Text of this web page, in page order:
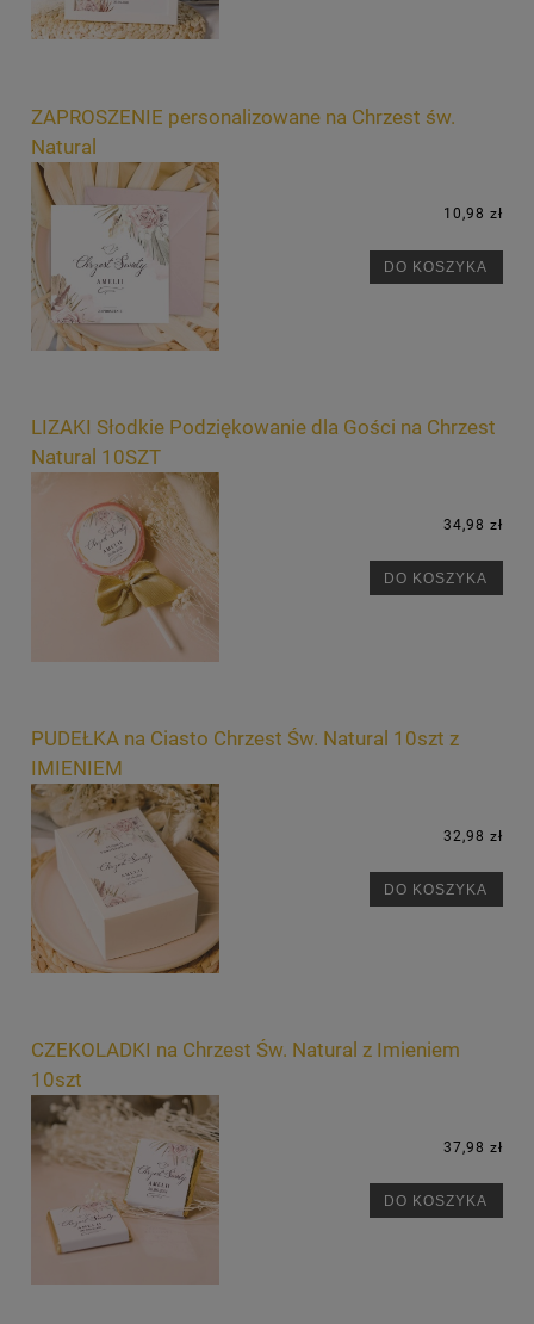
ZAPROSZENIE personalizowane na Chrzest św.
Natural
10,98 zł
DO KOSZYKA
LIZAKI Słodkie Podziękowanie dla Gości na Chrzest
Natural 10SZT
34,98 zł
DO KOSZYKA
PUDEŁKA na Ciasto Chrzest Św. Natural 10szt z
IMIENIEM
32,98 zł
DO KOSZYKA
CZEKOLADKI na Chrzest Św. Natural z Imieniem
10szt
37,98 zł
DO KOSZYKA